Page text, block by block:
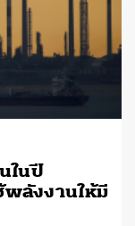
ในปี
พลังงานให้มี